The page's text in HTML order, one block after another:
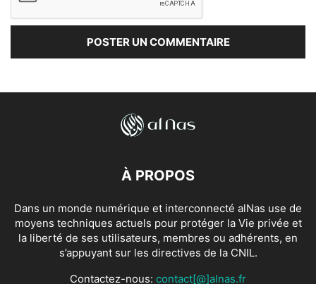
À PROPOS
Dans un monde numérique et interconnecté alNas use de
moyens techniques actuels pour protéger la Vie privée et
la liberté de ses utilisateurs, membres ou adhérents, en
s’appuyant sur les directives de la CNIL.
Contactez-nous: contact[@]alnas.fr